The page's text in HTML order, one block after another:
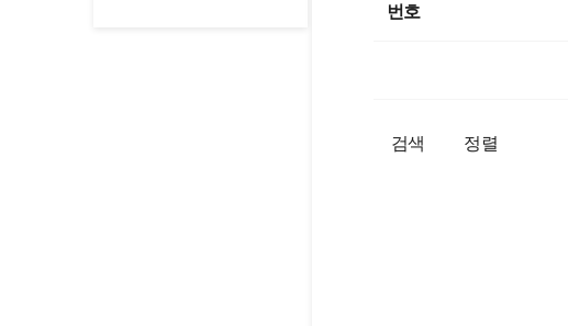
번호
검색 정렬